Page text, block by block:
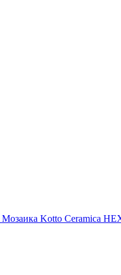
Мозаика Kotto Ceramica